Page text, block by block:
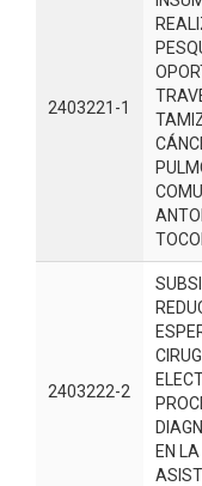
2403221-1
2403222-2
EN